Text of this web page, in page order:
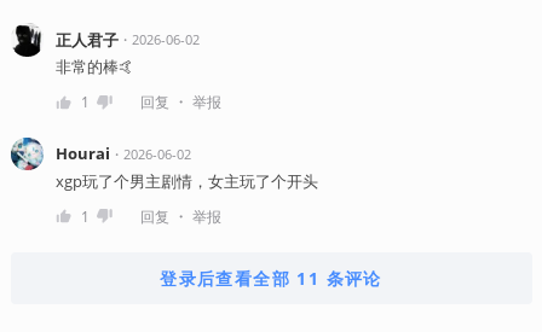
正人君子・ 2026-06-02
非常的棒🤙
1 回复 ・ 举报
Hourai ・ 2026-06-02
xgp玩了个男主剧情，女主玩了个开头
1 回复 ・ 举报
登录后查看全部 11 条评论